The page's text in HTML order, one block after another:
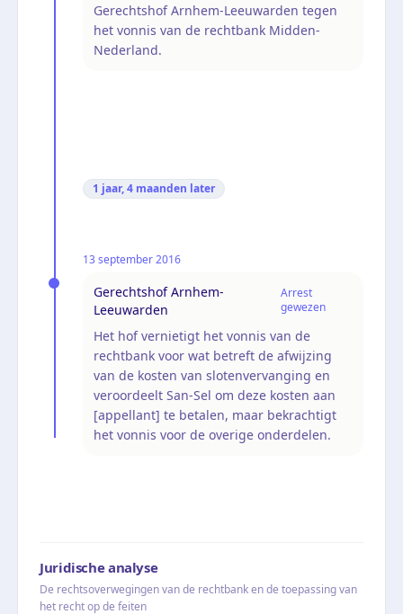
Gerechtshof Arnhem-Leeuwarden tegen
het vonnis van de rechtbank Midden-
Nederland.
1 jaar, 4 maanden later
13 september 2016
Gerechtshof Arnhem-
Leeuwarden
Arrest
gewezen
Het hof vernietigt het vonnis van de
rechtbank voor wat betreft de afwijzing
van de kosten van slotenvervanging en
veroordeelt San-Sel om deze kosten aan
[appellant] te betalen, maar bekrachtigt
het vonnis voor de overige onderdelen.
Juridische analyse
De rechtsoverwegingen van de rechtbank en de toepassing van
het recht op de feiten